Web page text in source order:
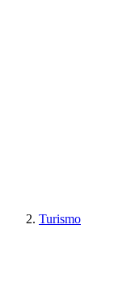
Turismo